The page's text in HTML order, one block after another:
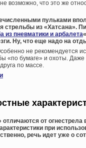
возможно, что это же
пульками
стрельбы из «Хатсана».
из пневматики и арбалета«
Ну, что еще надо на
не рекомендуется
«по бумаге» и охоты.
по массе.
от
при
речь идет уже о